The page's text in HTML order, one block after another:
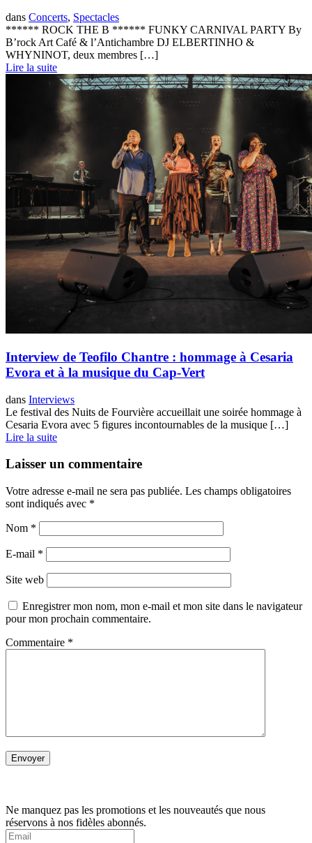
dans Concerts, Spectacles
****** ROCK THE B ****** FUNKY CARNIVAL PARTY By
B’rock Art Café & l’Antichambre DJ ELBERTINHO &
WHYNINOT, deux membres […]
Lire la suite
Interview de Teofilo Chantre : hommage à Cesaria
Evora et à la musique du Cap-Vert
dans Interviews
Le festival des Nuits de Fourvière accueillait une soirée hommage à
Cesaria Evora avec 5 figures incontournables de la musique […]
Lire la suite
Laisser un commentaire
Votre adresse e-mail ne sera pas publiée. Les champs obligatoires
sont indiqués avec *
Nom *
E-mail *
Site web
Enregistrer mon nom, mon e-mail et mon site dans le navigateur
pour mon prochain commentaire.
Commentaire *
Ne manquez pas les promotions et les nouveautés que nous
réservons à nos fidèles abonnés.